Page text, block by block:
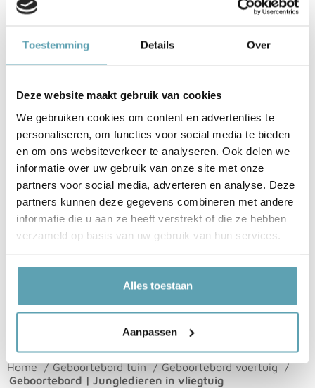
Toestemming Details Over
Deze website maakt gebruik van cookies
We gebruiken cookies om content en advertenties te
personaliseren, om functies voor social media te bieden
en om ons websiteverkeer te analyseren. Ook delen we
informatie over uw gebruik van onze site met onze
partners voor social media, adverteren en analyse. Deze
partners kunnen deze gegevens combineren met andere
informatie die u aan ze heeft verstrekt of die ze hebben
verzameld op basis van uw gebruik van hun services.
Alles toestaan
Aanpassen
‘Jungledieren in vliegtuig’ gratis voor je. Maar
geboortebord zonder naam te bestellen.
Kies uit verschillende kleuren en formaten
formaten: 60cm hoog, 80cm hoog of 100cm
hoog. Door de verschillende maten kun je zelf
de grootte van het geboortebord afstemmen
op jouw tuin. Naast de 3 verschillende
formaten kun je bij geboortebord
‘Jungledieren in vliegtuig’ ook kiezen uit 3
verschillende kleurcombinaties:
Roze
Home Geboortebord tuin
Geboortebord voertuig
Geboortebord | Jungledieren in vliegtuig